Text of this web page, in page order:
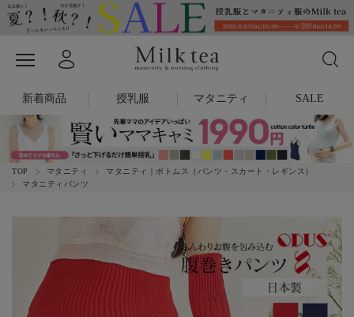
新着商品 授乳服 マタニティ SALE
TOP マタニティ
マタニティ｜ボトムス（パンツ・スカート・レギンス）
マタニティパンツ